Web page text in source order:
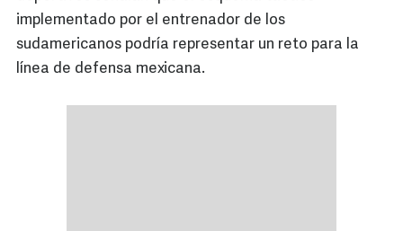
implementado por el entrenador de los
sudamericanos podría representar un reto para la
línea de defensa mexicana.